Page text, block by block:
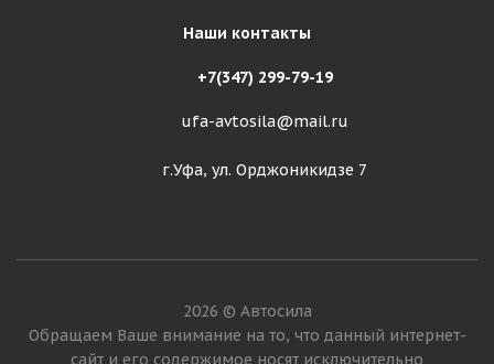
Наши контакты
+7(347) 299-79-19
ufa-avtosila@mail.ru
г.Уфа, ул. Орджоникидзе 7
2026 © Автосила
Обращаем Ваше внимание на то, что данный интернет-
сайт и его содержимое носят исключительно